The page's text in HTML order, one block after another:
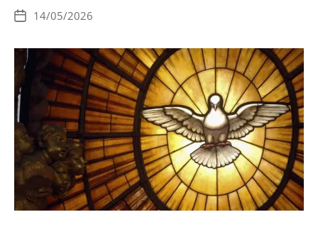
Data
publicação
14/05/2026